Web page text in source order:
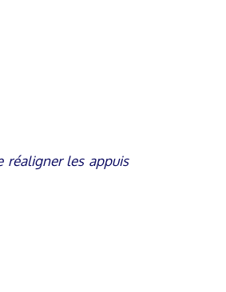
réaligner les appuis